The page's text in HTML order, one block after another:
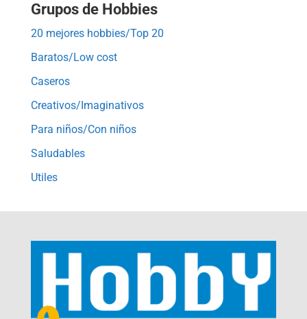
Grupos de Hobbies
20 mejores hobbies/Top 20
Baratos/Low cost
Caseros
Creativos/Imaginativos
Para niños/Con niños
Saludables
Utiles